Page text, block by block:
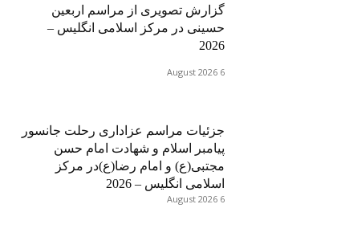
گزارش تصویری از مراسم اربعین
حسینی در مرکز اسلامی انگلیس –
2026
6 August 2026
جزئیات مراسم عزاداری رحلت جانسور
پیامبر اسلام و شهادت امام حسن
مجتبی(ع) و امام رضا(ع)در مرکز
اسلامی انگلیس – 2026
6 August 2026